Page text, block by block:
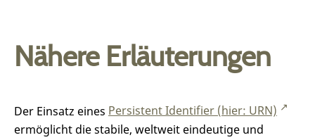
Nähere Erläuterungen
Der Einsatz eines Persistent Identifier (hier: URN)
ermöglicht die stabile, weltweit eindeutige und